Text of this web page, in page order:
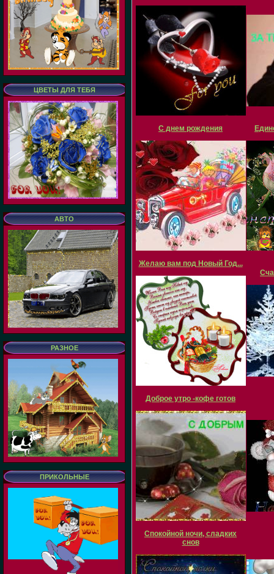
ЦВЕТЫ ДЛЯ ТЕБЯ
АВТО
РАЗНОЕ
ПРИКОЛЬНЫЕ
С днем рождения
Желаю вам под Новый Год...
Доброе утро -кофе готов
Спокойной ночи, сладких
снов